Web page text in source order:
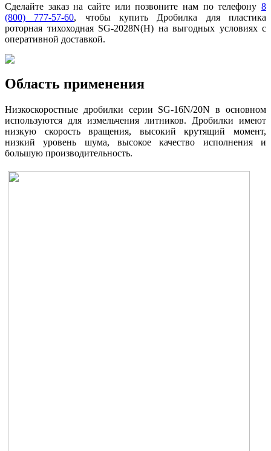
Сделайте заказ на сайте или позвоните нам по телефону 8
(800) 777-57-60, чтобы купить Дробилка для пластика
роторная тихоходная SG-2028N(H) на выгодных условиях с
оперативной доставкой.
Область применения
Низкоскоростные дробилки серии SG-16N/20N в основном
используются для измельчения литников. Дробилки имеют
низкую скорость вращения, высокий крутящий момент,
низкий уровень шума, высокое качество исполнения и
большую производительность.